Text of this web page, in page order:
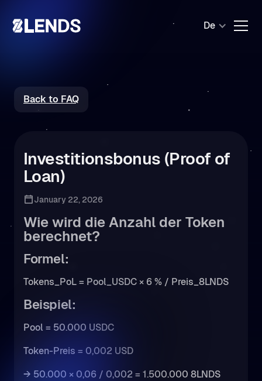
De
Back to FAQ
Investitionsbonus (Proof of
Loan)
January 22, 2026
Wie wird die Anzahl der Token
berechnet?
Formel:
Tokens_PoL = Pool_USDC × 6 % / Preis_8LNDS
Beispiel:
Pool = 50.000 USDC
Token-Preis = 0,002 USD
→ 50.000 × 0,06 / 0,002 = 1.500.000 8LNDS